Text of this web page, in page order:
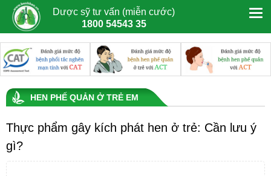
Dược sỹ tư vấn (miễn cước)
1800 54543 35
HEN PHẾ QUẢN Ở TRẺ EM
Thực phẩm gây kích phát hen ở trẻ: Cần lưu ý
gì?